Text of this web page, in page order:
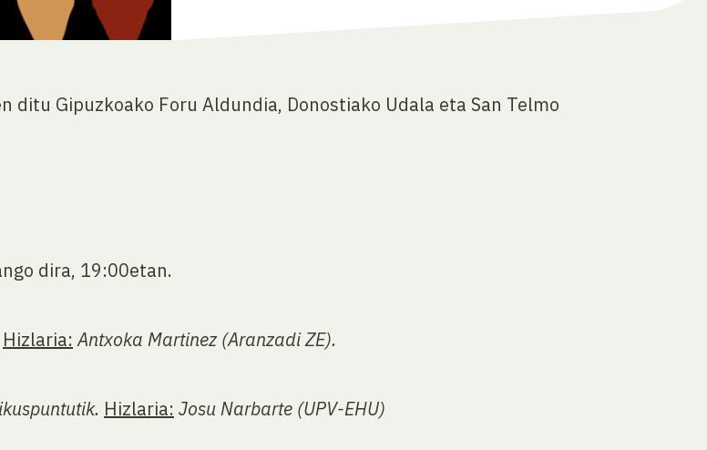
Gipuzkoako Foru Aldundia, Donostiako Udala eta San Telmo
dira, 19:00etan.
Hizlaria: Antxoka Martinez (Aranzadi ZE).
Hizlaria: Josu Narbarte (UPV-EHU)